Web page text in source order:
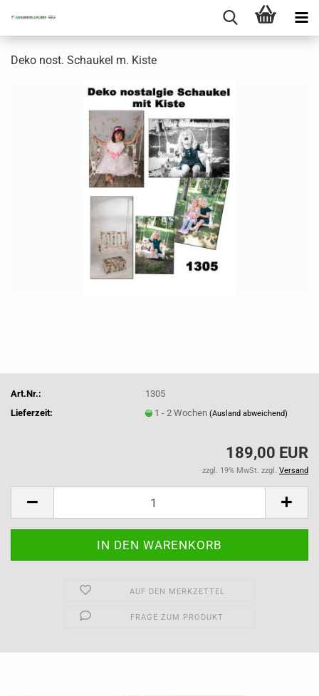
Deko nost. Schaukel m. Kiste
Art.Nr.:
1305
Lieferzeit:
1 - 2 Wochen(Ausland abweichend)
189,00 EUR
zzgl. 19% MwSt. zzgl. Versand
AUF DEN MERKZETTEL
FRAGE ZUM PRODUKT